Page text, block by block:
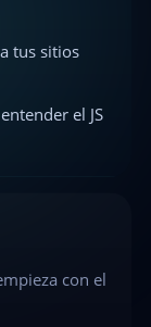
tus sitios
el JS
con el